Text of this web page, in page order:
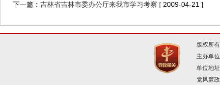
下一篇： 吉林省吉林市委办公厅来我市学习考察 [ 2009-04-21 ]
版权所
主办单
单位地
党风廉